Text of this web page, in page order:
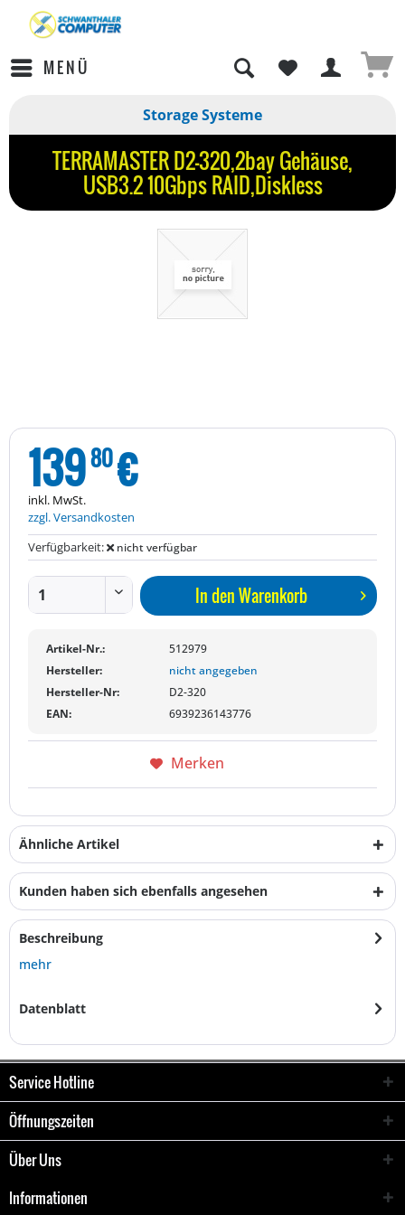
MENÜ
Storage Systeme
TERRAMASTER D2-320,2bay Gehäuse,
USB3.2 10Gbps RAID,Diskless
13980€
inkl. MwSt.
zzgl. Versandkosten
Verfügbarkeit:
nicht verfügbar
In denWarenkorb
Artikel-Nr.:
512979
Hersteller:
nicht angegeben
Hersteller-Nr:
D2-320
EAN:
6939236143776
Merken
Ähnliche Artikel
Kunden haben sich ebenfalls angesehen
Beschreibung
mehr
Datenblatt
Service Hotline
Öffnungszeiten
Über Uns
Informationen